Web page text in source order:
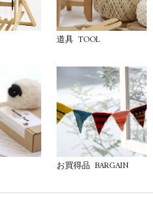
道具 TOOL
お買得品 BARGAIN